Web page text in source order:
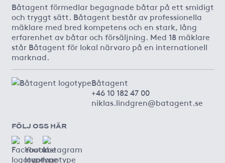
Båtagent förmedlar begagnade båtar på ett smidigt
och tryggt sätt. Båtagent består av professionella
mäklare med bred kompetens och en stark, lång
erfarenhet av båtar och försäljning. Med 18 mäklare
står Båtagent för lokal närvaro på en internationell
marknad.
Båtagent
+46 10 182 47 00
niklas.lindgren@batagent.se
FÖLJ OSS HÄR